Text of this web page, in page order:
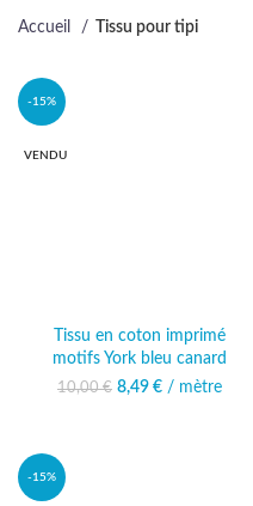
Accueil Tissu pour tipi
-15%
VENDU
Tissu en coton imprimé
motifs York bleu canard
10,00€ Le prix initial était :
8,49 € Le prix actuel
/ mètre
-15%